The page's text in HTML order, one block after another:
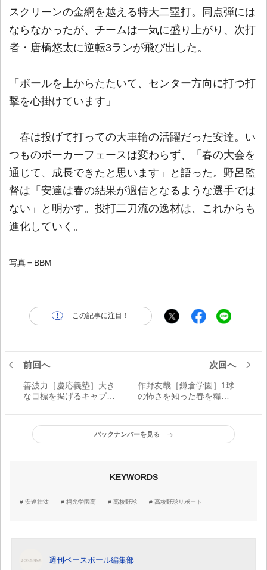
スクリーンの金網を越える特大二塁打。同点弾には
ならなかったが、チームは一気に盛り上がり、次打
者・唐橋悠太に逆転3ランが飛び出した。
「ボールを上からたたいて、センター方向に打つ打
撃を心掛けています」
春は投げて打っての大車輪の活躍だった安達。い
つものポーカーフェースは変わらず、「春の大会を
通じて、成長できたと思います」と語った。野呂監
督は「安達は春の結果が過信となるような選手では
ない」と明かす。投打二刀流の逸材は、これからも
進化していく。
写真＝BBM
この記事に注目！
前回へ
善波力［慶応義塾］大き
な目標を掲げるキャプテ
ー
次回へ
作野友哉［鎌倉学園］1球
の怖さを知った春を糧に
レーヤー
バックナンバーを見る
KEYWORDS
安達壮汰 桐光学園高 高校野球 高校野球リポート
週刊ベースボール編集部